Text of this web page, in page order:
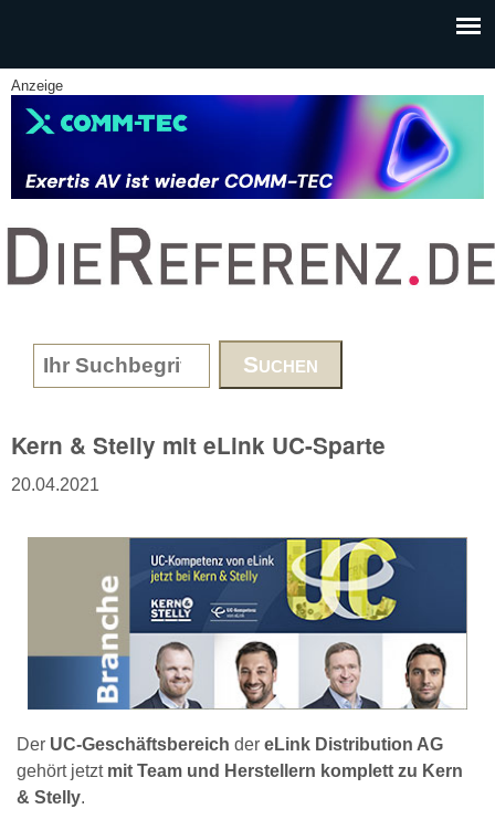
Anzeige
www.DieReferenz.de
Search form
Kern & Stelly mit eLink UC-Sparte
20.04.2021
Der UC-Geschäftsbereich der eLink Distribution AG
gehört jetzt mit Team und Herstellern komplett zu Kern
& Stelly.